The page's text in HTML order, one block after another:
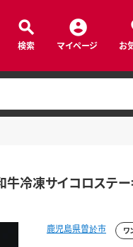
検索 マイページ お
冷凍サイコロステー
鹿児島県曽於市 ワ